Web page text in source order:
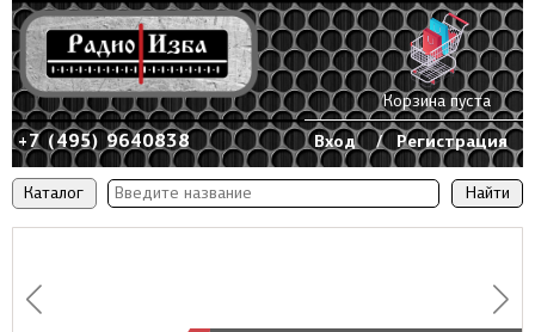
Каталог
+7 (495) 9640838 Вход / Регистрация
Корзина пуста